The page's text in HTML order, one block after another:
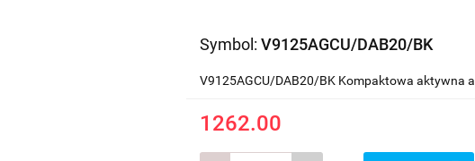
Symbol: V9125AGCU/DAB20/BK
V9125AGCU/DAB20/BK Kompaktowa aktywna
1262.00